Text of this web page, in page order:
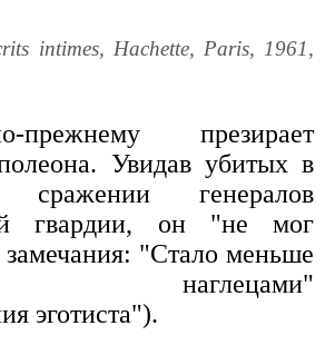
intimes, Hachette, Paris, 1961,
презирает
Увидав убитых в
сражении генералов
гвардии, он "не мог
замечания: "Стало меньше
наглецами"
эготиста").